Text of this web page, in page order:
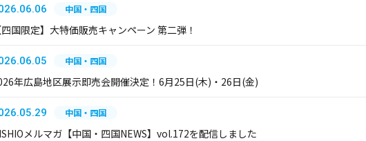
中国・四国
四国限定】大特価販売キャンペーン 第二弾！
中国・四国
年広島地区展示即売会開催決定！6月25日(木)・26日(金)
中国・四国
メルマガ【中国・四国NEWS】vol.172を配信しました